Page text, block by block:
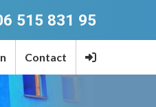
515 831 95
Contact